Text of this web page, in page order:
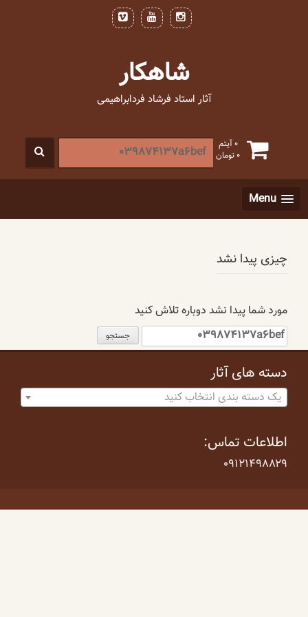
شاهکار
آثار استاد فرشاد فردابراهیمی
0 آیتم
0تومان
جستجو
برای
Menu
چیزی پیدا نشد
مورد شما پیدا نشد دوباره تلاش کنید
جستجو
برای:
دسته های آثار
یک دسته بندی انتخاب کنید
اطلاعات تماس:
۰۹۱۲۱۴۹۸۸۲۹